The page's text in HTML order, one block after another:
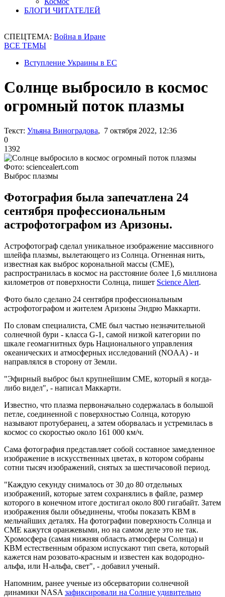
БЛОГИ ЧИТАТЕЛЕЙ
СПЕЦТЕМА: Война в Иране
ВСЕ ТЕМЫ
Вступление Украины в ЕС
Солнце выбросило в космос
огромный поток плазмы
Текст: Ульяна Виноградова, 7 октября 2022, 12:36
0
1392
Фото: sciencealert.com
Выброс плазмы
Фотография была запечатлена 24
сентября профессиональным
астрофотографом из Аризоны.
Астрофотограф сделал уникальное изображение массивного
шлейфа плазмы, вылетающего из Солнца. Огненная нить,
известная как выброс корональной массы (CME),
распространилась в космос на расстояние более 1,6 миллиона
километров от поверхности Солнца, пишет Science Alert.
Фото было сделано 24 сентября профессиональным
астрофотографом и жителем Аризоны Эндрю Маккарти.
По словам специалиста, CME был частью незначительной
солнечной бури - класса G-1, самой низкой категории по
шкале геомагнитных бурь Национального управления
океанических и атмосферных исследований (NOAA) - и
направлялся в сторону от Земли.
"Эфирный выброс был крупнейшим CME, который я когда-
либо видел", - написал Маккарти.
Известно, что плазма первоначально содержалась в большой
петле, соединенной с поверхностью Солнца, которую
называют протуберанец, а затем оборвалась и устремилась в
космос со скоростью около 161 000 км/ч.
Сама фотография представляет собой составное замедленное
изображение в искусственных цветах, в котором собраны
сотни тысяч изображений, снятых за шестичасовой период.
"Каждую секунду снималось от 30 до 80 отдельных
изображений, которые затем сохранялись в файле, размер
которого в конечном итоге достигал около 800 гигабайт. Затем
изображения были объединены, чтобы показать КВМ в
мельчайших деталях. На фотографии поверхность Солнца и
CME кажутся оранжевыми, но на самом деле это не так.
Хромосфера (самая нижняя область атмосферы Солнца) и
КВМ естественным образом испускают тип света, который
кажется нам розовато-красным и известен как водородно-
альфа, или H-альфа, свет", - добавил ученый.
Напомним, ранее ученые из обсерватории солнечной
динамики NASA зафиксировали на Солнце удивительно